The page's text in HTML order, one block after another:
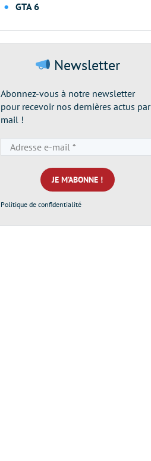
GTA 6
Newsletter
Abonnez-vous à notre newsletter
pour recevoir nos dernières actus par
mail !
e-
mail
*
Politique de confidentialité